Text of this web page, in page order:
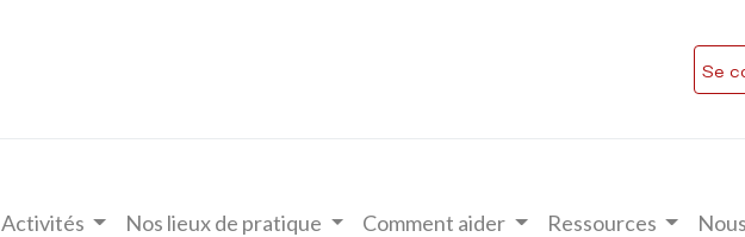
Se
Activités Nos lieux de pratique Comment aider Ressources